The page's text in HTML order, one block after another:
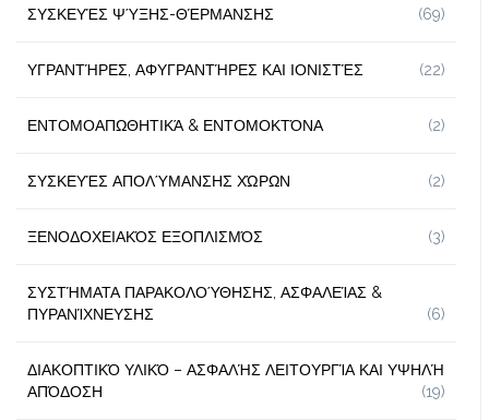
ΣΥΣΚΕΥΈΣ ΨΎΞΗΣ-ΘΈΡΜΑΝΣΗΣ (69)
ΥΓΡΑΝΤΉΡΕΣ, ΑΦΥΓΡΑΝΤΉΡΕΣ ΚΑΙ ΙΟΝΙΣΤΈΣ (22)
ΕΝΤΟΜΟΑΠΩΘΗΤΙΚΆ & ΕΝΤΟΜΟΚΤΌΝΑ (2)
ΣΥΣΚΕΥΈΣ ΑΠΟΛΎΜΑΝΣΗΣ ΧΏΡΩΝ (2)
ΞΕΝΟΔΟΧΕΙΑΚΌΣ ΕΞΟΠΛΙΣΜΌΣ (3)
ΣΥΣΤΉΜΑΤΑ ΠΑΡΑΚΟΛΟΎΘΗΣΗΣ, ΑΣΦΑΛΕΊΑΣ &
ΠΥΡΑΝΊΧΝΕΥΣΗΣ
(6)
ΔΙΑΚΟΠΤΙΚΌ ΥΛΙΚΌ – ΑΣΦΑΛΉΣ ΛΕΙΤΟΥΡΓΊΑ ΚΑΙ ΥΨΗΛΉ
ΑΠΌΔΟΣΗ
(19)